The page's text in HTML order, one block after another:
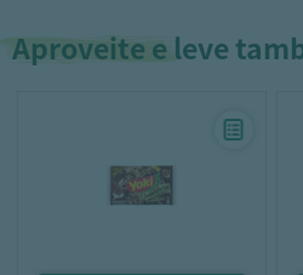
Aproveite e leve